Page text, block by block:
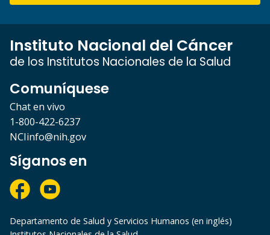
Instituto Nacional del Cáncer
de los Institutos Nacionales de la Salud
Comuníquese
Chat en vivo
1-800-422-6237
NCIinfo@nih.gov
Síganos en
Departamento de Salud y Servicios Humanos (en inglés)